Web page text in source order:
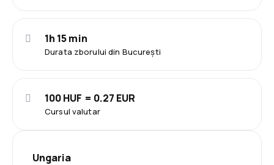
Durata zborului din București
1h 15 min
Cursul valutar
100 HUF = 0.27 EUR
Ungaria